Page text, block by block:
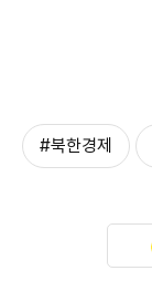
#북한경제